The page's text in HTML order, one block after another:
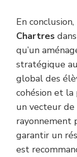
En conclusion,
Chartres
qu’un
stratégique
global des
cohésion et
un vecteur
rayonnement
garantir un
est